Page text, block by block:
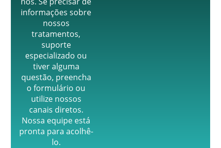
informações sobre
nossos
tratamentos,
suporte
especializado ou
tiver alguma
questão, preencha
o formulário ou
utilize nossos
canais diretos.
Nossa equipe está
pronta para acolhê-
lo.